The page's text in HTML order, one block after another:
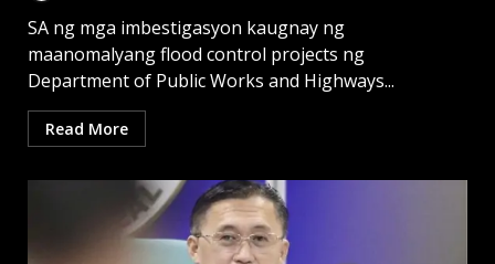
SA ng mga imbestigasyon kaugnay ng
maanomalyang flood control projects ng
Department of Public Works and Highways...
Read More